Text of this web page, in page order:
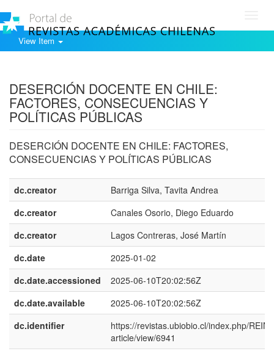
View Item
DESERCIÓN DOCENTE EN CHILE:
FACTORES, CONSECUENCIAS Y
POLÍTICAS PÚBLICAS
DESERCIÓN DOCENTE EN CHILE: FACTORES,
CONSECUENCIAS Y POLÍTICAS PÚBLICAS
dc.creator
Barriga Silva, Tavita Andrea
dc.creator
Canales Osorio, Diego Eduardo
dc.creator
Lagos Contreras, José Martín
dc.date
2025-01-02
dc.date.accessioned
2025-06-10T20:02:56Z
dc.date.available
2025-06-10T20:02:56Z
dc.identifier
https://revistas.ubiobio.cl/index.php/
article/view/6941